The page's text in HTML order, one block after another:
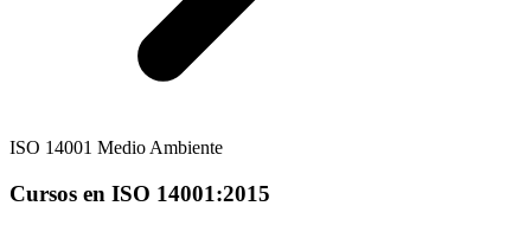
ISO 14001 Medio Ambiente
Cursos en ISO 14001:2015